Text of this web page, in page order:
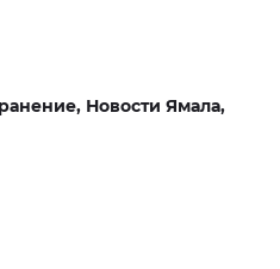
Новости Ямала,